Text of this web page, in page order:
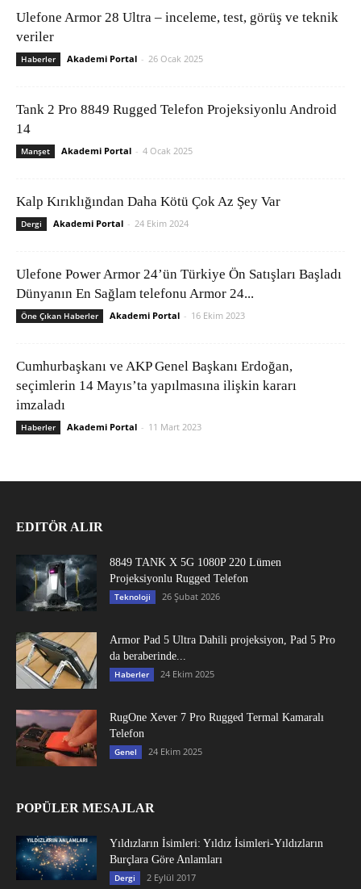
Ulefone Armor 28 Ultra – inceleme, test, görüş ve teknik
veriler
Haberler Akademi Portal - 26 Ocak 2025
Tank 2 Pro 8849 Rugged Telefon Projeksiyonlu Android
14
Manşet Akademi Portal - 4 Ocak 2025
Kalp Kırıklığından Daha Kötü Çok Az Şey Var
Dergi Akademi Portal - 24 Ekim 2024
Ulefone Power Armor 24’ün Türkiye Ön Satışları Başladı
Dünyanın En Sağlam telefonu Armor 24...
Öne Çıkan Haberler Akademi Portal - 16 Ekim 2023
Cumhurbaşkanı ve AKP Genel Başkanı Erdoğan,
seçimlerin 14 Mayıs’ta yapılmasına ilişkin kararı
imzaladı
Haberler Akademi Portal - 11 Mart 2023
EDITÖR ALIR
8849 TANK X 5G 1080P 220 Lümen
Projeksiyonlu Rugged Telefon
Teknoloji 26 Şubat 2026
Armor Pad 5 Ultra Dahili projeksiyon, Pad 5 Pro
da beraberinde...
Haberler 24 Ekim 2025
RugOne Xever 7 Pro Rugged Termal Kamaralı
Telefon
Genel 24 Ekim 2025
POPÜLER MESAJLAR
Yıldızların İsimleri: Yıldız İsimleri-Yıldızların
Burçlara Göre Anlamları
Dergi 2 Eylül 2017